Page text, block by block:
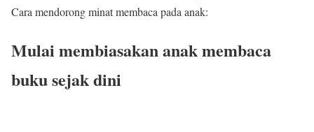
Cara mendorong minat membaca pada anak:
Mulai membiasakan anak membaca
buku sejak dini